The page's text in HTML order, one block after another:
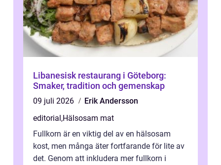
Libanesisk restaurang i Göteborg:
Smaker, tradition och gemenskap
09 juli 2026
Erik Andersson
editorial,Hälsosam mat
Fullkorn är en viktig del av en hälsosam
kost, men många äter fortfarande för lite av
det. Genom att inkludera mer fullkorn i